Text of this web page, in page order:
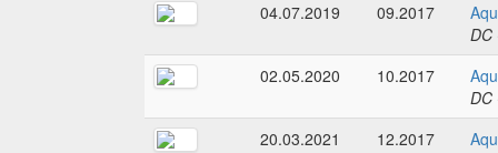
04.07.2019
09.2017
DC
02.05.2020
10.2017
DC
20.03.2021
12.2017